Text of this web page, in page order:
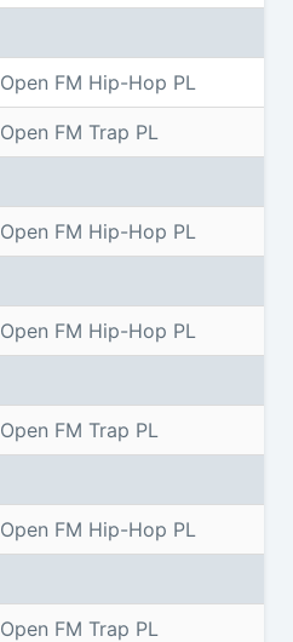
Open FM Hip-Hop PL
Open FM Trap PL
Open FM Hip-Hop PL
Open FM Hip-Hop PL
Open FM Trap PL
Open FM Hip-Hop PL
Open FM Trap PL